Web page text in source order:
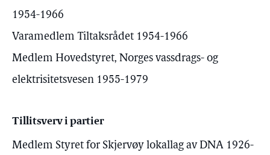
1954-1966
Varamedlem Tiltaksrådet 1954-1966
Medlem Hovedstyret, Norges vassdrags- og
elektrisitetsvesen 1955-1979
Tillitsverv i partier
Medlem Styret for Skjervøy lokallag av DNA 1926-